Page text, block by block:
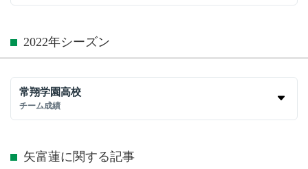
2022年シーズン
常翔学園高校
チーム成績
矢富蓮に関する記事